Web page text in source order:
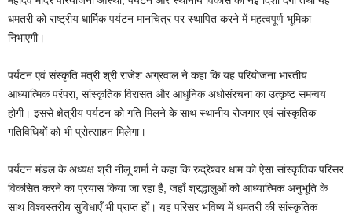
धमतरी को राष्ट्रीय धार्मिक पर्यटन मानचित्र पर स्थापित करने में महत्वपूर्ण भूमिका
निभाएगी।
पर्यटन एवं संस्कृति मंत्री श्री राजेश अग्रवाल ने कहा कि यह परियोजना भारतीय
आध्यात्मिक परंपरा, सांस्कृतिक विरासत और आधुनिक अधोसंरचना का उत्कृष्ट समन्वय
होगी। इससे क्षेत्रीय पर्यटन को गति मिलने के साथ स्थानीय रोजगार एवं सांस्कृतिक
गतिविधियों को भी प्रोत्साहन मिलेगा।
पर्यटन मंडल के अध्यक्ष श्री नीलू शर्मा ने कहा कि रुद्रेश्वर धाम को ऐसा सांस्कृतिक परिसर
विकसित करने का प्रयास किया जा रहा है, जहाँ श्रद्धालुओं को आध्यात्मिक अनुभूति के
साथ विश्वस्तरीय सुविधाएँ भी प्राप्त हों। यह परिसर भविष्य में धमतरी की सांस्कृतिक